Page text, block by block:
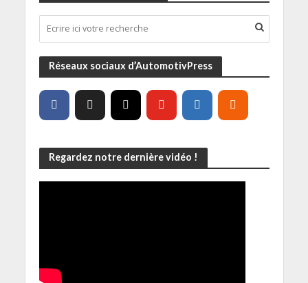
Réseaux sociaux d’AutomotivPress
Regardez notre dernière vidéo !